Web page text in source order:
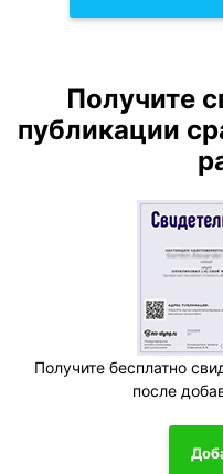
Получите
публикации
Получите бесплатно
после